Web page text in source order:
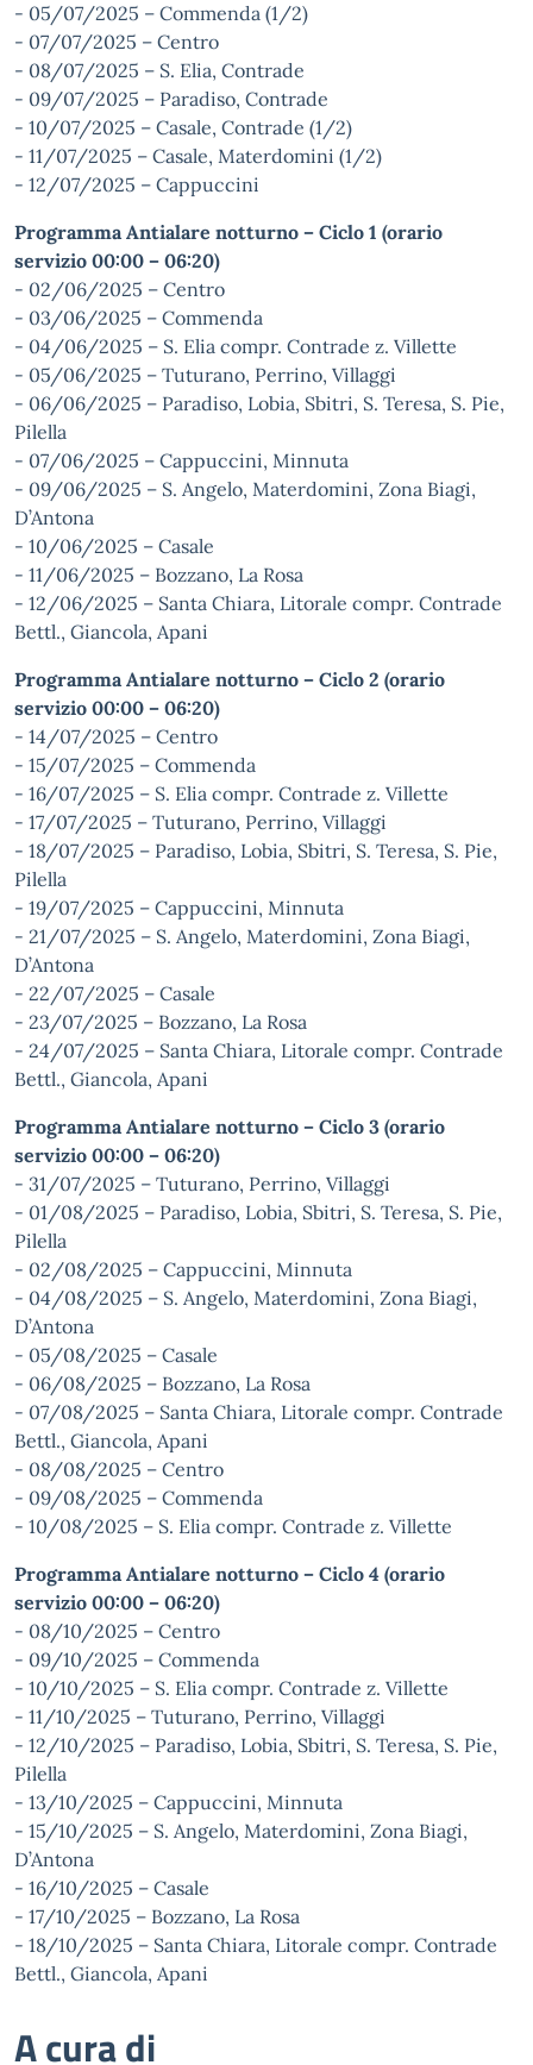
- 05/07/2025 – Commenda (1/2)
- 07/07/2025 – Centro
- 08/07/2025 – S. Elia, Contrade
- 09/07/2025 – Paradiso, Contrade
- 10/07/2025 – Casale, Contrade (1/2)
- 11/07/2025 – Casale, Materdomini (1/2)
- 12/07/2025 – Cappuccini
Programma Antialare notturno – Ciclo 1 (orario
servizio 00:00 – 06:20)
- 02/06/2025 – Centro
- 03/06/2025 – Commenda
- 04/06/2025 – S. Elia compr. Contrade z. Villette
- 05/06/2025 – Tuturano, Perrino, Villaggi
- 06/06/2025 – Paradiso, Lobia, Sbitri, S. Teresa, S. Pie,
Pilella
- 07/06/2025 – Cappuccini, Minnuta
- 09/06/2025 – S. Angelo, Materdomini, Zona Biagi,
D’Antona
- 10/06/2025 – Casale
- 11/06/2025 – Bozzano, La Rosa
- 12/06/2025 – Santa Chiara, Litorale compr. Contrade
Bettl., Giancola, Apani
Programma Antialare notturno – Ciclo 2 (orario
servizio 00:00 – 06:20)
- 14/07/2025 – Centro
- 15/07/2025 – Commenda
- 16/07/2025 – S. Elia compr. Contrade z. Villette
- 17/07/2025 – Tuturano, Perrino, Villaggi
- 18/07/2025 – Paradiso, Lobia, Sbitri, S. Teresa, S. Pie,
Pilella
- 19/07/2025 – Cappuccini, Minnuta
- 21/07/2025 – S. Angelo, Materdomini, Zona Biagi,
D’Antona
- 22/07/2025 – Casale
- 23/07/2025 – Bozzano, La Rosa
- 24/07/2025 – Santa Chiara, Litorale compr. Contrade
Bettl., Giancola, Apani
Programma Antialare notturno – Ciclo 3 (orario
servizio 00:00 – 06:20)
- 31/07/2025 – Tuturano, Perrino, Villaggi
- 01/08/2025 – Paradiso, Lobia, Sbitri, S. Teresa, S. Pie,
Pilella
- 02/08/2025 – Cappuccini, Minnuta
- 04/08/2025 – S. Angelo, Materdomini, Zona Biagi,
D’Antona
- 05/08/2025 – Casale
- 06/08/2025 – Bozzano, La Rosa
- 07/08/2025 – Santa Chiara, Litorale compr. Contrade
Bettl., Giancola, Apani
- 08/08/2025 – Centro
- 09/08/2025 – Commenda
- 10/08/2025 – S. Elia compr. Contrade z. Villette
Programma Antialare notturno – Ciclo 4 (orario
servizio 00:00 – 06:20)
- 08/10/2025 – Centro
- 09/10/2025 – Commenda
- 10/10/2025 – S. Elia compr. Contrade z. Villette
- 11/10/2025 – Tuturano, Perrino, Villaggi
- 12/10/2025 – Paradiso, Lobia, Sbitri, S. Teresa, S. Pie,
Pilella
- 13/10/2025 – Cappuccini, Minnuta
- 15/10/2025 – S. Angelo, Materdomini, Zona Biagi,
D’Antona
- 16/10/2025 – Casale
- 17/10/2025 – Bozzano, La Rosa
- 18/10/2025 – Santa Chiara, Litorale compr. Contrade
Bettl., Giancola, Apani
A cura di